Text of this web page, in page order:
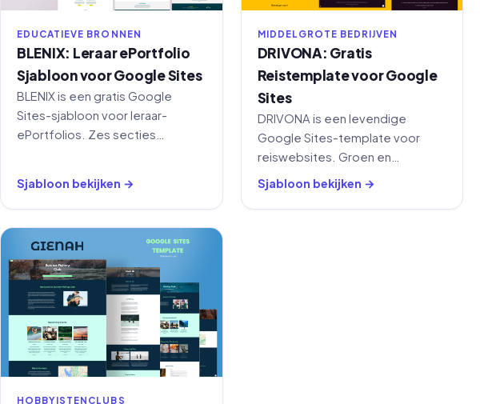
EDUCATIEVE BRONNEN
BLENIX: Leraar ePortfolio
Sjabloon voor Google Sites
BLENIX is een gratis Google
Sites-sjabloon voor leraar-
ePortfolios. Zes secties
digitale vaardigheden en
klassenmanagement.
Sjabloon bekijken →
MIDDELGROTE BEDRIJVEN
DRIVONA: Gratis
Reistemplate voor Google
Sites
DRIVONA is een levendige
Google Sites-template voor
reiswebsites. Groen en
marineblauw kleurenschema,
grote afbeeldingen en pagina's
voor home, diensten en contact.
Sjabloon bekijken →
HOBBYISTENCLUBS